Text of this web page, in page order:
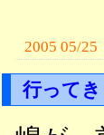
2005 05/25
行って